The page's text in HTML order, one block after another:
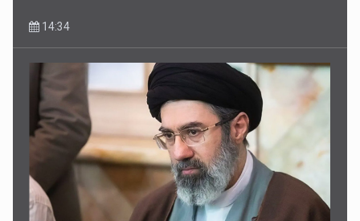
14:34